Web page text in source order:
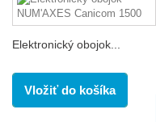
Elektronický obojok...
Vložiť do košíka